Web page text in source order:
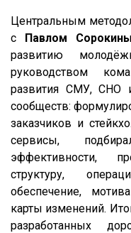
Центральным
с Павлом
развитию
руководством
развития СМУ, СНО
сообществ:
заказчиков и
сервисы,
эффективности,
структуру,
обеспечение,
карты изменений.
разработанных